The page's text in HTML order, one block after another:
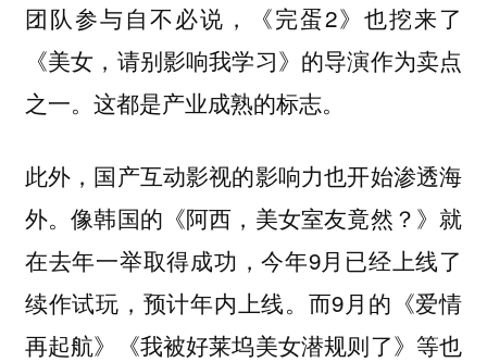
团队参与自不必说，《完蛋2》也挖来了
《美女，请别影响我学习》的导演作为卖点
之一。这都是产业成熟的标志。
此外，国产互动影视的影响力也开始渗透海
外。像韩国的《阿西，美女室友竟然？》就
在去年一举取得成功，今年9月已经上线了
续作试玩，预计年内上线。而9月的《爱情
再起航》《我被好莱坞美女潜规则了》等也